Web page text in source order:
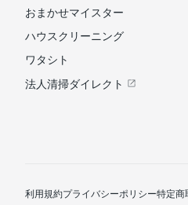
おまかせマイスター
ハウスクリーニング
ワタシト
法人清掃ダイレクト
利用規約プライバシーポリシー特定商